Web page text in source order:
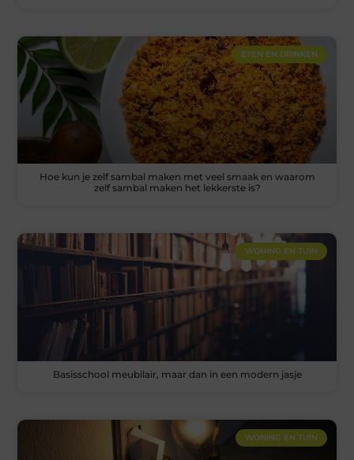
ETEN EN DRINKEN
Hoe kun je zelf sambal maken met veel smaak en waarom
zelf sambal maken het lekkerste is?
WONING EN TUIN
Basisschool meubilair, maar dan in een modern jasje
WONING EN TUIN